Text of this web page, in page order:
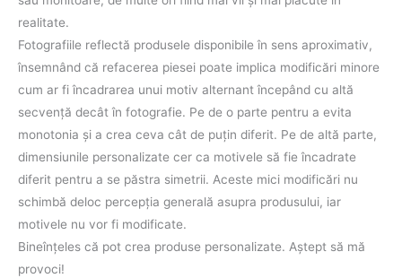
realitate.
Fotografiile reflectă produsele disponibile în sens aproximativ,
însemnând că refacerea piesei poate implica modificări minore
cum ar fi încadrarea unui motiv alternant începând cu altă
secvenţă decât în fotografie. Pe de o parte pentru a evita
monotonia şi a crea ceva cât de puţin diferit. Pe de altă parte,
dimensiunile personalizate cer ca motivele să fie încadrate
diferit pentru a se păstra simetrii. Aceste mici modificări nu
schimbă deloc percepţia generală asupra produsului, iar
motivele nu vor fi modificate.
Bineînţeles că pot crea produse personalizate. Aştept să mă
provoci!